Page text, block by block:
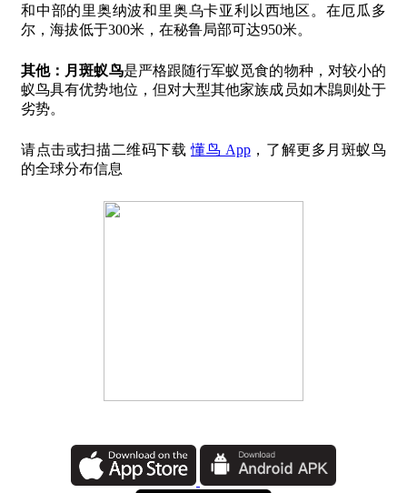
和中部的里奥纳波和里奥乌卡亚利以西地区。在厄瓜多
尔，海拔低于300米，在秘鲁局部可达950米。
其他： 月斑蚁鸟是严格跟随行军蚁觅食的物种，对较小的
蚁鸟具有优势地位，但对大型其他家族成员如木鵾则处于
劣势。
请点击或扫描二维码下载懂鸟 App，了解更多月斑蚁鸟
的全球分布信息